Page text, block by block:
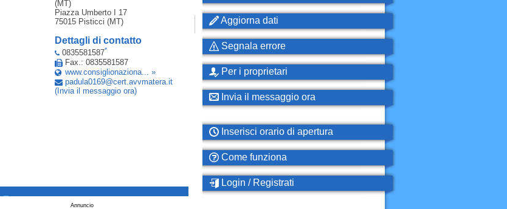
(MT)
Piazza Umberto I 17
75015 Pisticci (MT)
Dettagli di contatto
0835581587*
Fax.: 0835581587
www.consiglionaziona... »
padula0169@cert.avvmatera.it
(Invia il messaggio ora)
Annuncio
Aggiorna dati
Segnala errore
Per i proprietari
Invia il messaggio ora
Inserisci orario di apertura
Come funziona
Login / Registrati